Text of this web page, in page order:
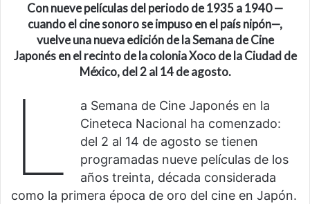
Con nuevepelículasdel periodo de 1935 a 1940—
cuando el cine sonoro se impuso en el país nipón—,
vuelveuna nueva ediciónde la Semana de Cine
Japonésen el recinto de la colonia Xoco de la Ciudad de
México, del2 al 14 de agosto.
L
a Semana de Cine Japonés en la
Cineteca Nacional ha comenzado:
del 2 al 14 de agosto se tienen
programadas nueve películas de los
años treinta, década considerada
como la primera época de oro del cine en Japón.